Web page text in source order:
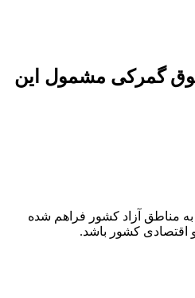
کرد؛ فقط خودروهای زیر ۵ سال با پرداخت حقوق گمرکی مشمول این
مناطق آزاد کشور فراهم شده